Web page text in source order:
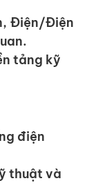
Điện/Điện
tảng kỹ
điện
thuật và